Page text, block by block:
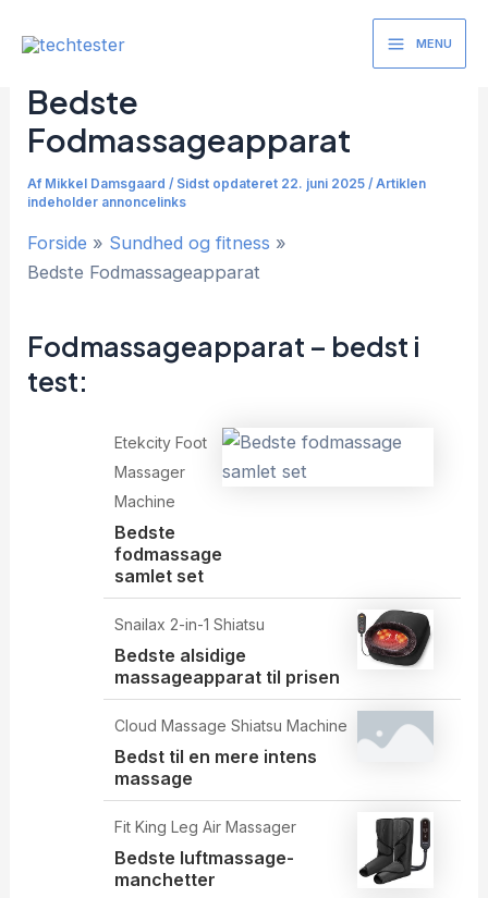
Main
MENU
Bedste
Fodmassageapparat
Af Mikkel Damsgaard/ Sidst opdateret 22. juni 2025 / Artiklen
indeholder annoncelinks
Forside
Sundhed og fitness
Bedste Fodmassageapparat
Fodmassageapparat – bedst i
test:
Etekcity Foot
Massager
Machine
Bedste
fodmassage
samlet set
Snailax 2-in-1 Shiatsu
Bedste alsidige
massageapparat til prisen
Cloud Massage Shiatsu Machine
Bedst til en mere intens
massage
Fit King Leg Air Massager
Bedste luftmassage-
manchetter